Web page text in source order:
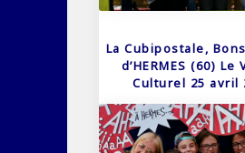
La Cubipostale,
d’HERMES (60) Le
Culturel 25 avril